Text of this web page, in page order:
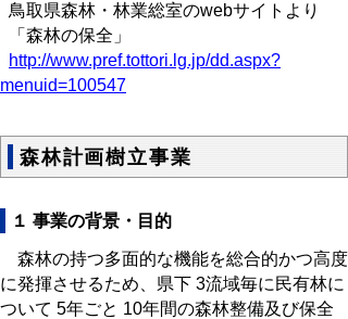
鳥取県森林・林業総室のwebサイトより
「森林の保全」
http://www.pref.tottori.lg.jp/dd.aspx?
menuid=100547
森林計画樹立事業
１ 事業の背景・目的
森林の持つ多面的な機能を総合的かつ高度
に発揮させるため、県下 3流域毎に民有林に
ついて 5年ごと 10年間の森林整備及び保全